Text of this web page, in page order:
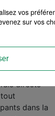
vos
sur vos